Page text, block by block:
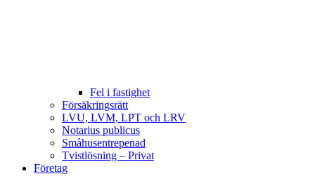
Fel i fastighet
Försäkringsrätt
LVU, LVM, LPT och LRV
Notarius publicus
Småhusentrepenad
Tvistlösning – Privat
Företag